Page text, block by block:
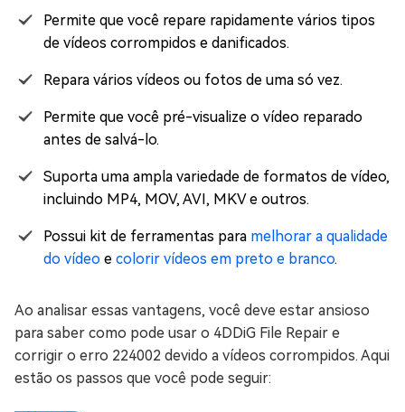
Permite que você repare rapidamente vários tipos
de vídeos corrompidos e danificados.
Repara vários vídeos ou fotos de uma só vez.
Permite que você pré-visualize o vídeo reparado
antes de salvá-lo.
Suporta uma ampla variedade de formatos de vídeo,
incluindo MP4, MOV, AVI, MKV e outros.
Possui kit de ferramentas para melhorar a qualidade
do vídeo e colorir vídeos em preto e branco.
Ao analisar essas vantagens, você deve estar ansioso
para saber como pode usar o 4DDiG File Repair e
corrigir o erro 224002 devido a vídeos corrompidos. Aqui
estão os passos que você pode seguir: